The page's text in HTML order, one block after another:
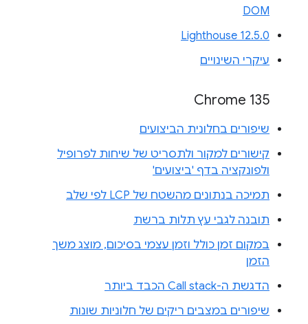
DOM
Lighthouse 12.5.0
עיקרי השינויים
Chrome 135
שיפורים בחלונית הביצועים
קישורים למקור ולתסריט של שיחות לפרופיל
ולפונקציה בדף 'ביצועים'
תמיכה בנתונים מהשטח של LCP לפי שלב
תובנה לגבי עץ תלות ברשת
במקום זמן כולל וזמן עצמי בסיכום, מוצג משך
הזמן
הדגשת ה-Call stack הכבד ביותר
שיפורים במצבים ריקים של חלוניות שונות